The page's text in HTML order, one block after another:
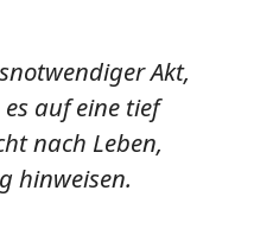
Akt,
auf eine tief
nach Leben,
hinweisen.